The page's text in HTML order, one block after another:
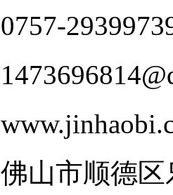
0757-
佛山市顺德